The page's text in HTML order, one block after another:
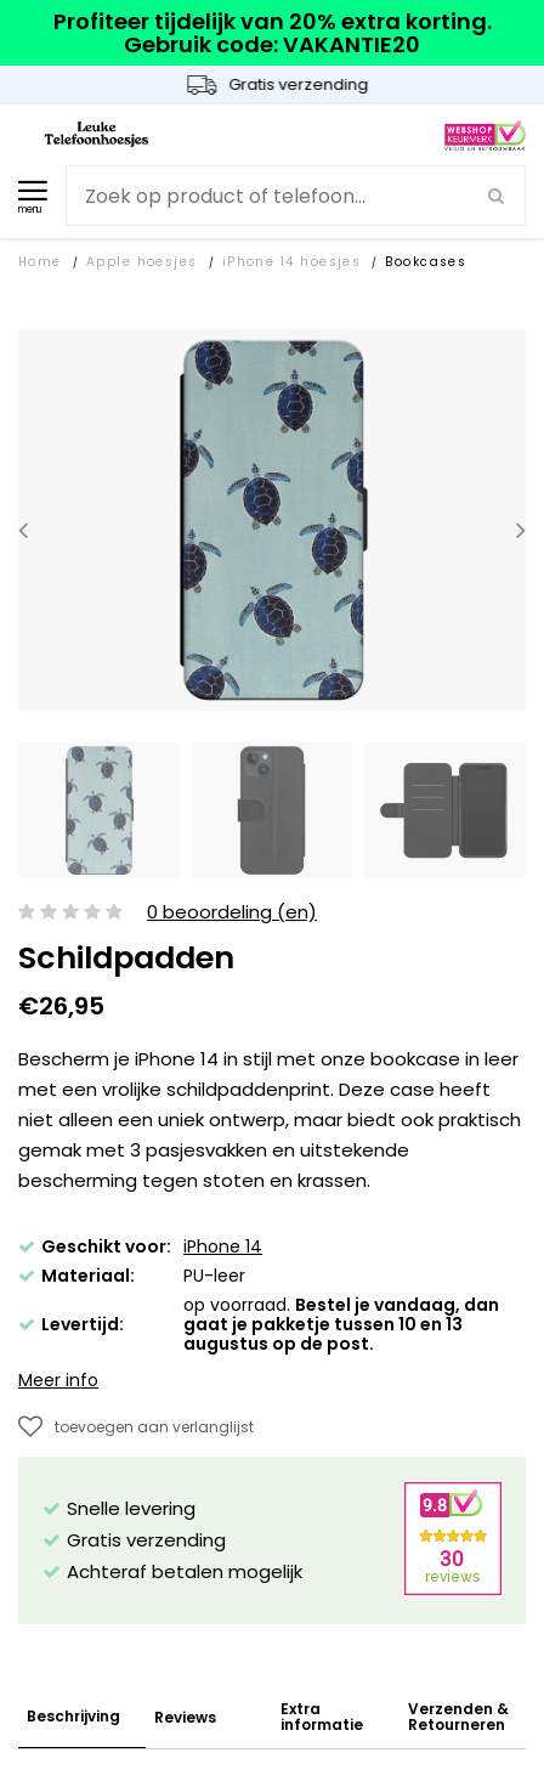
Profiteer tijdelijk van 20% extra korting.
Gebruik code: VAKANTIE20
Gratis verzending
menu
Home / Apple hoesjes / iPhone 14 hoesjes / Bookcases
0 beoordeling (en)
Schildpadden
€26,95
Bescherm je iPhone 14 in stijl met onze bookcase in leer
met een vrolijke schildpaddenprint. Deze case heeft
niet alleen een uniek ontwerp, maar biedt ook praktisch
gemak met 3 pasjesvakken en uitstekende
bescherming tegen stoten en krassen.
Geschikt voor: iPhone 14
Materiaal:
PU-leer
Levertijd:
op voorraad. Bestel je vandaag, dan
gaat je pakketje tussen 10 en 13
augustus op de post.
Meer info
toevoegen aan verlanglijst
Snelle levering
Gratis verzending
Achteraf betalen mogelijk
Beschrijving Reviews Extra
informatie
Verzenden &
Retourneren